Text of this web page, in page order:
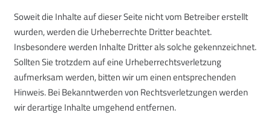
Soweit die Inhalte auf dieser Seite nicht vom Betreiber erstellt
wurden, werden die Urheberrechte Dritter beachtet.
Insbesondere werden Inhalte Dritter als solche gekennzeichnet.
Sollten Sie trotzdem auf eine Urheberrechtsverletzung
aufmerksam werden, bitten wir um einen entsprechenden
Hinweis. Bei Bekanntwerden von Rechtsverletzungen werden
wir derartige Inhalte umgehend entfernen.